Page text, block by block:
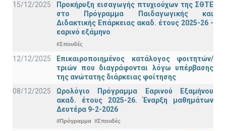
15/12/2025
Προκήρυξη εισαγωγής πτυχιούχων της ΣΘΤΕ
στο Πρόγραμμα Παιδαγωγικής και
Διδακτικής Επάρκειας ακαδ. έτους 2025-26 -
εαρινό εξάμηνο
#Σπουδές
12/12/2025
Επικαιροποιημένος κατάλογος φοιτητών/
τριών που διαγράφονται λόγω υπέρβασης
της ανώτατης διάρκειας φοίτησης
08/12/2025
Ωρολόγιο Πρόγραμμα Εαρινού Εξαμήνου
ακαδ. έτους 2025-26. Έναρξη μαθημάτων
Δευτέρα 9-2-2026
#Πρόγραμμα #Σπουδές